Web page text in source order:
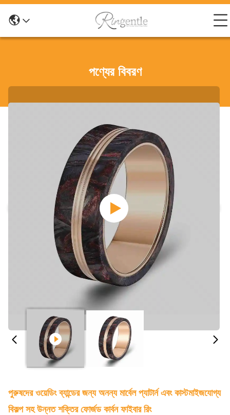
পণ্যের বিবরণ
পুরুষদের ওয়েডিং ব্যান্ডের জন্য অনন্য মার্বেল প্যাটার্ন এবং কাস্টমাইজযোগ্য
বিকল্প সহ উন্নত শক্তির ফোর্জড কার্বন ফাইবার রিং